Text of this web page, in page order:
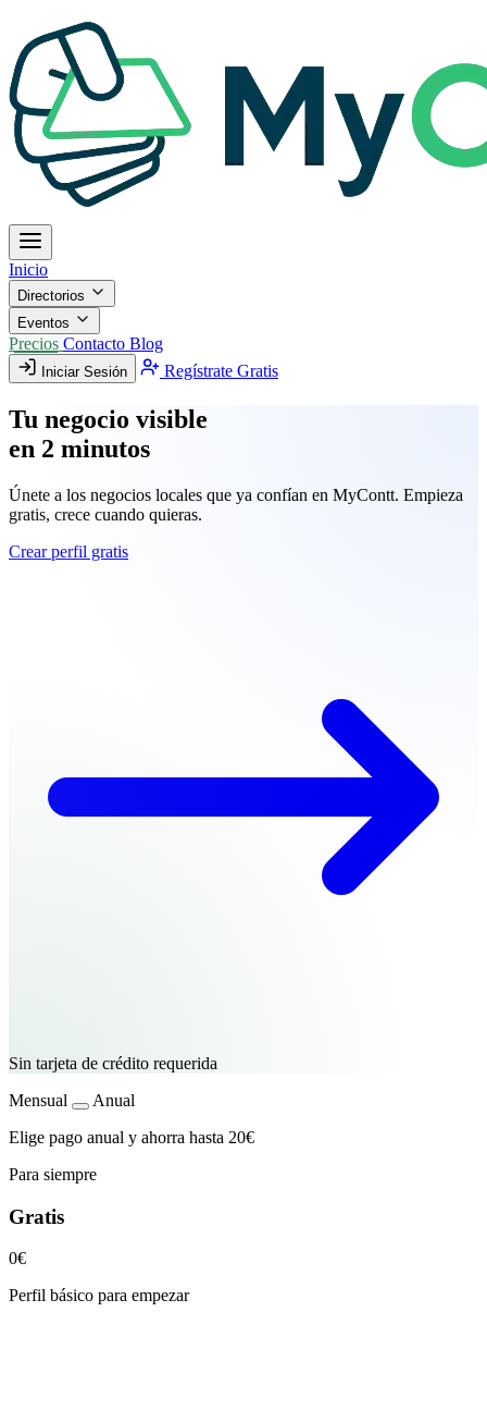
Inicio
Directorios
Eventos
Precios Contacto Blog
Iniciar Sesión Regístrate Gratis
Tu negocio visible
en 2 minutos
Únete a los negocios locales que ya confían en MyContt. Empieza
gratis, crece cuando quieras.
Crear perfil gratis
Sin tarjeta de crédito requerida
Mensual
Anual
Elige pago anual y ahorra hasta 20€
Para siempre
Gratis
0€
Perfil básico para empezar